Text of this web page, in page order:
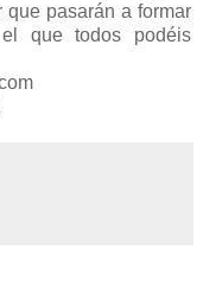
que pasarán a formar
que todos podéis